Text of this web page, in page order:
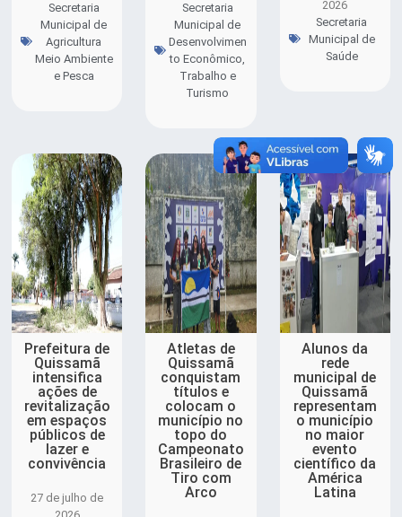
Secretaria
Municipal de
Agricultura
Meio Ambiente
e Pesca
Secretaria
Municipal de
Desenvolvimen
to Econômico,
Trabalho e
Turismo
2026
Secretaria
Municipal de
Saúde
Prefeitura de
Quissamã
intensifica
ações de
revitalização
em espaços
públicos de
lazer e
convivência
27 de julho de
Atletas de
Quissamã
conquistam
títulos e
colocam o
município no
topo do
Campeonato
Brasileiro de
Tiro com
Arco
Alunos da
rede
municipal de
Quissamã
representam
o município
no maior
evento
científico da
América
Latina